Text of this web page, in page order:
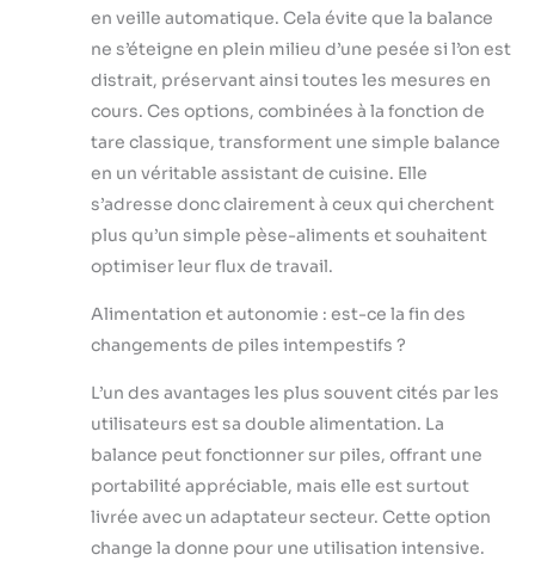
en veille automatique. Cela évite que la balance
ne s’éteigne en plein milieu d’une pesée si l’on est
distrait, préservant ainsi toutes les mesures en
cours. Ces options, combinées à la fonction de
tare classique, transforment une simple balance
en un véritable assistant de cuisine. Elle
s’adresse donc clairement à ceux qui cherchent
plus qu’un simple pèse-aliments et souhaitent
optimiser leur flux de travail.
Alimentation et autonomie : est-ce la fin des
changements de piles intempestifs ?
L’un des avantages les plus souvent cités par les
utilisateurs est sa double alimentation. La
balance peut fonctionner sur piles, offrant une
portabilité appréciable, mais elle est surtout
livrée avec un adaptateur secteur. Cette option
change la donne pour une utilisation intensive.